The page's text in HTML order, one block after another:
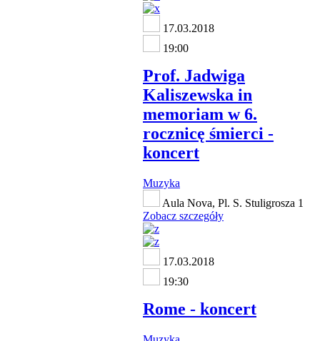
17.03.2018
19:00
Prof. Jadwiga
Kaliszewska in
memoriam w 6.
rocznicę śmierci -
koncert
Muzyka
Aula Nova, Pl. S. Stuligrosza 1
Zobacz szczegóły
17.03.2018
19:30
Rome - koncert